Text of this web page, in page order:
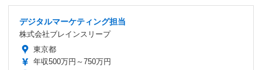
デジタルマーケティング担当
株式会社ブレインスリープ
東京都
年収500万円～750万円